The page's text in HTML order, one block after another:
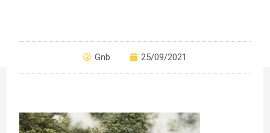
Gnb 25/09/2021